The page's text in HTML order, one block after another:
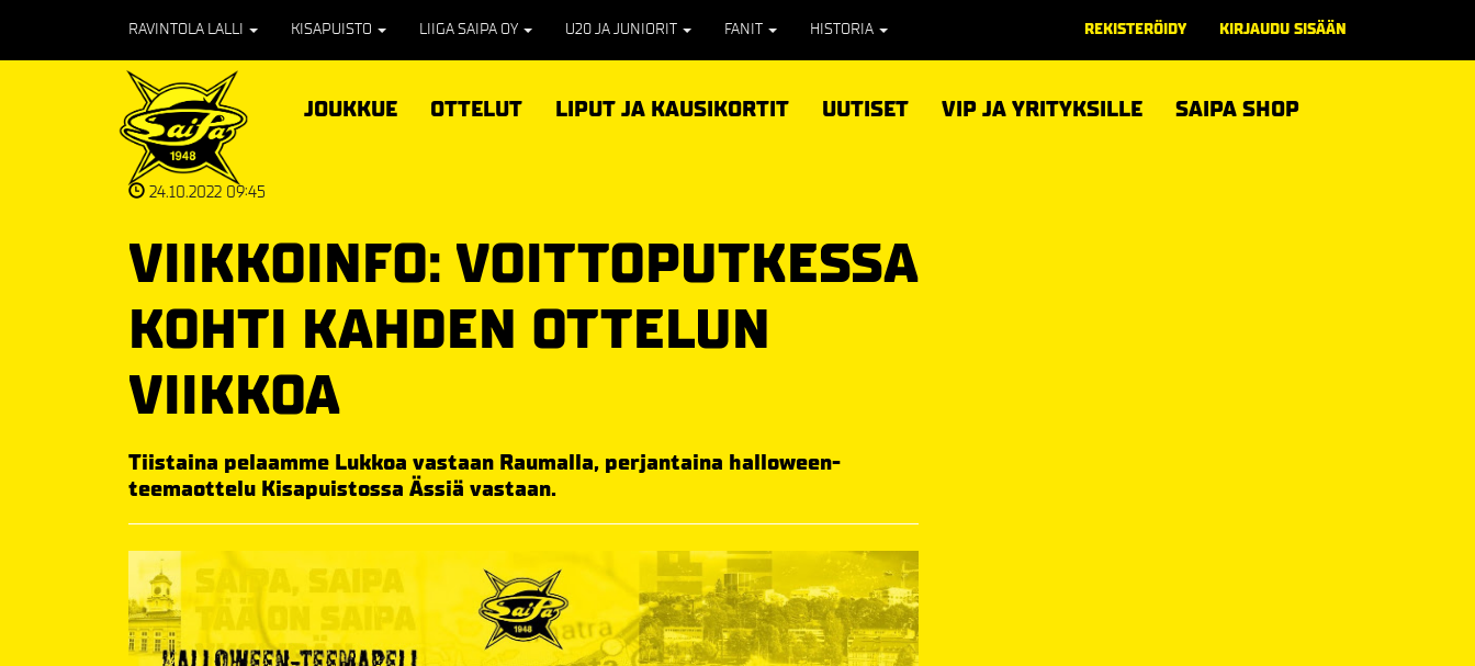
RAVINTOLA LALLI KISAPUISTO LIIGA SAIPA OY U20 JA JUNIORIT FANIT HISTORIA REKISTERÖIDY KIRJAUDU SISÄÄN
JOUKKUE OTTELUT LIPUT JA KAUSIKORTIT UUTISET VIP JA YRITYKSILLE SAIPA SHOP
24.10.2022 09:45
VIIKKOINFO: VOITTOPUTKESSA
KOHTI KAHDEN OTTELUN
VIIKKOA
Tiistaina pelaamme Lukkoa vastaan Raumalla, perjantaina halloween-
teemaottelu Kisapuistossa Ässiä vastaan.